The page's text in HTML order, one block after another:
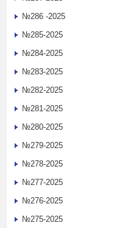
№286 -2025
№285-2025
№284-2025
№283-2025
№282-2025
№281-2025
№280-2025
№279-2025
№278-2025
№277-2025
№276-2025
№275-2025